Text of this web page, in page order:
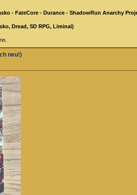
- FateCore - Durance - ShadowRun Anarchy
Dread, SD RPG, Liminal)
neu!)